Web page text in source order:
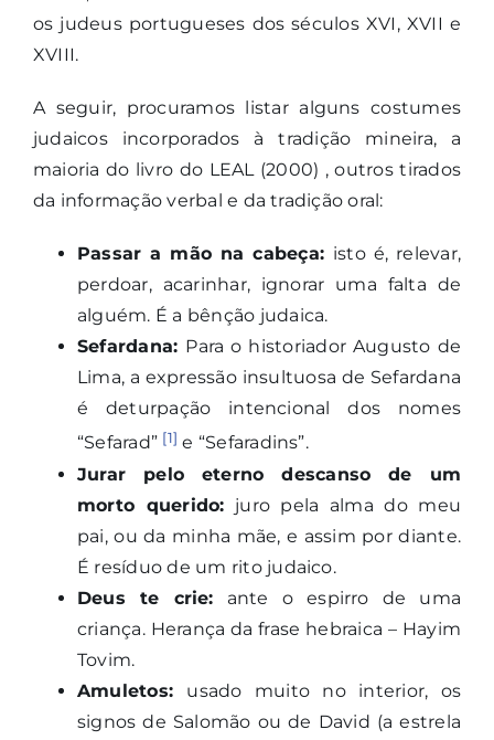
os judeus portugueses dos séculos XVI, XVII e
XVIII.
A seguir, procuramos listar alguns costumes
judaicos incorporados à tradição mineira, a
maioria do livro do LEAL (2000) , outros tirados
da informação verbal e da tradição oral:
Passar a mão na cabeça: isto é, relevar,
perdoar, acarinhar, ignorar uma falta de
alguém. É a bênção judaica.
Sefardana: Para o historiador Augusto de
Lima, a expressão insultuosa de Sefardana
é deturpação intencional dos nomes
“Sefarad” [1] e “Sefaradins”.
Jurar pelo eterno descanso de um
morto querido: juro pela alma do meu
pai, ou da minha mãe, e assim por diante.
É resíduo de um rito judaico.
Deus te crie: ante o espirro de uma
criança. Herança da frase hebraica – Hayim
Tovim.
Amuletos: usado muito no interior, os
signos de Salomão ou de David (a estrela